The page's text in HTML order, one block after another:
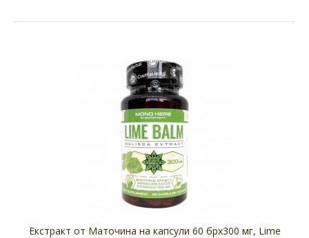
Екстракт от Глог на капсули 60 бр.х 300 мг,Hawthorn,
Cvetita Herbal(Хранителна добавка)Невероятна ле..
Екстракт от Маточина на капсули 60 брх300 мг, Lime